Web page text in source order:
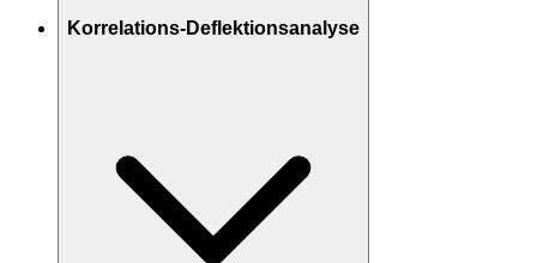
Korrelations-Deflektionsanalyse